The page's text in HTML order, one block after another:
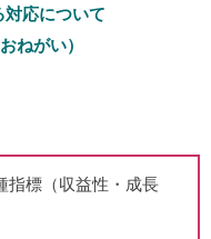
応について
ねがい）
指標（収益性・成長